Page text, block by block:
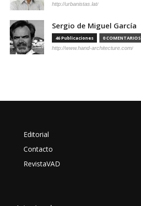
http://urbanistas.lat/
Sergio de Miguel García
46 Publicaciones 0 COMENTARIOS
http://www.hand-architecture.com/
Editorial
Contacto
RevistaVAD